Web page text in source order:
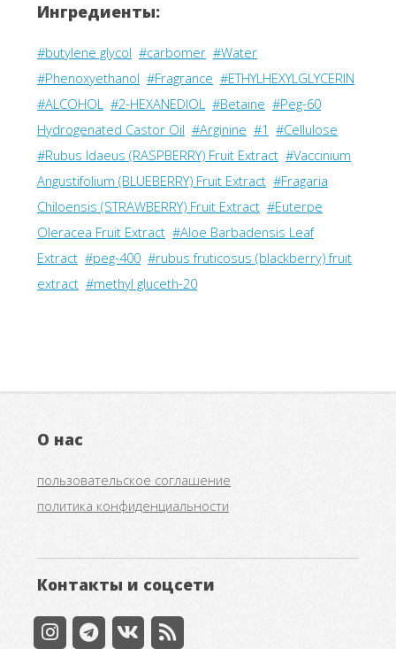
Ингредиенты:
#butylene glycol #carbomer #Water
#Phenoxyethanol #Fragrance #ETHYLHEXYLGLYCERIN
#ALCOHOL #2-HEXANEDIOL #Betaine #Peg-60
Hydrogenated Castor Oil #Arginine #1 #Cellulose
#Rubus Idaeus (RASPBERRY) Fruit Extract #Vaccinium
Angustifolium (BLUEBERRY) Fruit Extract #Fragaria
Chiloensis (STRAWBERRY) Fruit Extract #Euterpe
Oleracea Fruit Extract #Aloe Barbadensis Leaf
Extract #peg-400 #rubus fruticosus (blackberry) fruit
extract #methyl gluceth-20
О нас
пользовательское соглашение
политика конфиденциальности
Контакты и соцсети